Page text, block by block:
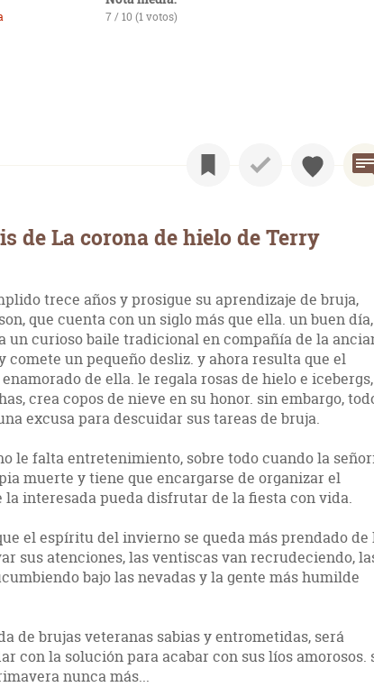
7 / 10 (1 votos)
de La corona de hielo de Terry
trece años y prosigue su aprendizaje de bruja,
que cuenta con un siglo más que ella. un buen día,
curioso baile tradicional en compañía de la
comete un pequeño desliz. y ahora resulta que el
de ella. le regala rosas de hielo e
crea copos de nieve en su honor. sin embargo,
excusa para descuidar sus tareas de bruja.
le falta entretenimiento, sobre todo cuando la
muerte y tiene que encargarse de organizar el
interesada pueda disfrutar de la fiesta con vida.
el espíritu del invierno se queda más prendado de
sus atenciones, las ventiscas van recrudeciendo,
bajo las nevadas y la gente más humilde
de brujas veteranas sabias y entrometidas, será
con la solución para acabar con sus líos amorosos.
nunca más...